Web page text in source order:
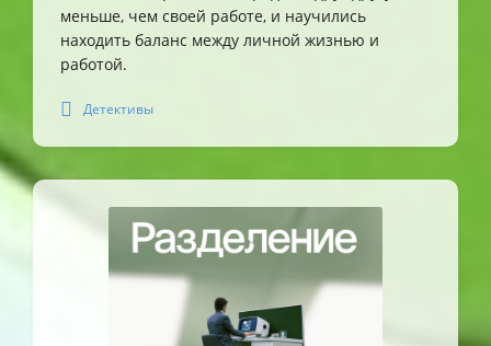
меньше, чем своей работе, и научились
находить баланс между личной жизнью и
работой.
Детективы